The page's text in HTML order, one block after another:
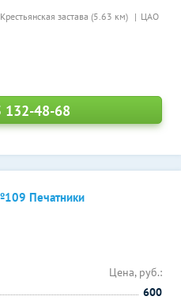
Крестьянская застава (5.63 км) ЦАО
132-48-68
Печатники
Цена, руб.:
600